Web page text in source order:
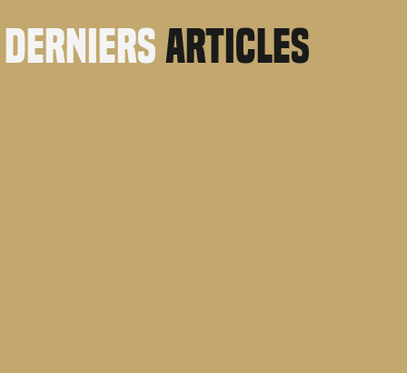
derniersarticles